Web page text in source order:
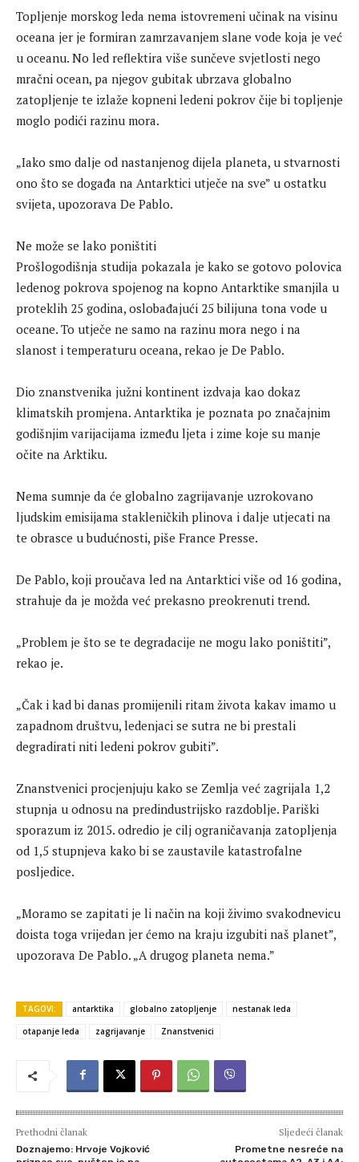
Topljenje morskog leda nema istovremeni učinak na visinu
oceana jer je formiran zamrzavanjem slane vode koja je već
u oceanu. No led reflektira više sunčeve svjetlosti nego
mračni ocean, pa njegov gubitak ubrzava globalno
zatopljenje te izlaže kopneni ledeni pokrov čije bi topljenje
moglo podići razinu mora.
„Iako smo dalje od nastanjenog dijela planeta, u stvarnosti
ono što se događa na Antarktici utječe na sve” u ostatku
svijeta, upozorava De Pablo.
Ne može se lako poništiti
Prošlogodišnja studija pokazala je kako se gotovo polovica
ledenog pokrova spojenog na kopno Antarktike smanjila u
proteklih 25 godina, oslobađajući 25 bilijuna tona vode u
oceane. To utječe ne samo na razinu mora nego i na
slanost i temperaturu oceana, rekao je De Pablo.
Dio znanstvenika južni kontinent izdvaja kao dokaz
klimatskih promjena. Antarktika je poznata po značajnim
godišnjim varijacijama između ljeta i zime koje su manje
očite na Arktiku.
Nema sumnje da će globalno zagrijavanje uzrokovano
ljudskim emisijama stakleničkih plinova i dalje utjecati na
te obrasce u budućnosti, piše France Presse.
De Pablo, koji proučava led na Antarktici više od 16 godina,
strahuje da je možda već prekasno preokrenuti trend.
„Problem je što se te degradacije ne mogu lako poništiti”,
rekao je.
„Čak i kad bi danas promijenili ritam života kakav imamo u
zapadnom društvu, ledenjaci se sutra ne bi prestali
degradirati niti ledeni pokrov gubiti”.
Znanstvenici procjenjuju kako se Zemlja već zagrijala 1,2
stupnja u odnosu na predindustrijsko razdoblje. Pariški
sporazum iz 2015. odredio je cilj ograničavanja zatopljenja
od 1,5 stupnjeva kako bi se zaustavile katastrofalne
posljedice.
„Moramo se zapitati je li način na koji živimo svakodnevicu
doista toga vrijedan jer ćemo na kraju izgubiti naš planet”,
upozorava De Pablo. „A drugog planeta nema.”
TAGOVI: antarktika globalno zatopljenje
nestanak leda
otapanje leda
zagrijavanje Znanstvenici
Prethodni članak
Doznajemo: Hrvoje Vojković
Sljedeći članak
Prometne nesreće na